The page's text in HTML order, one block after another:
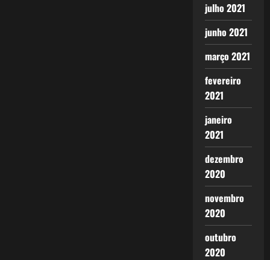
julho 2021
junho 2021
março 2021
fevereiro
2021
janeiro
2021
dezembro
2020
novembro
2020
outubro
2020